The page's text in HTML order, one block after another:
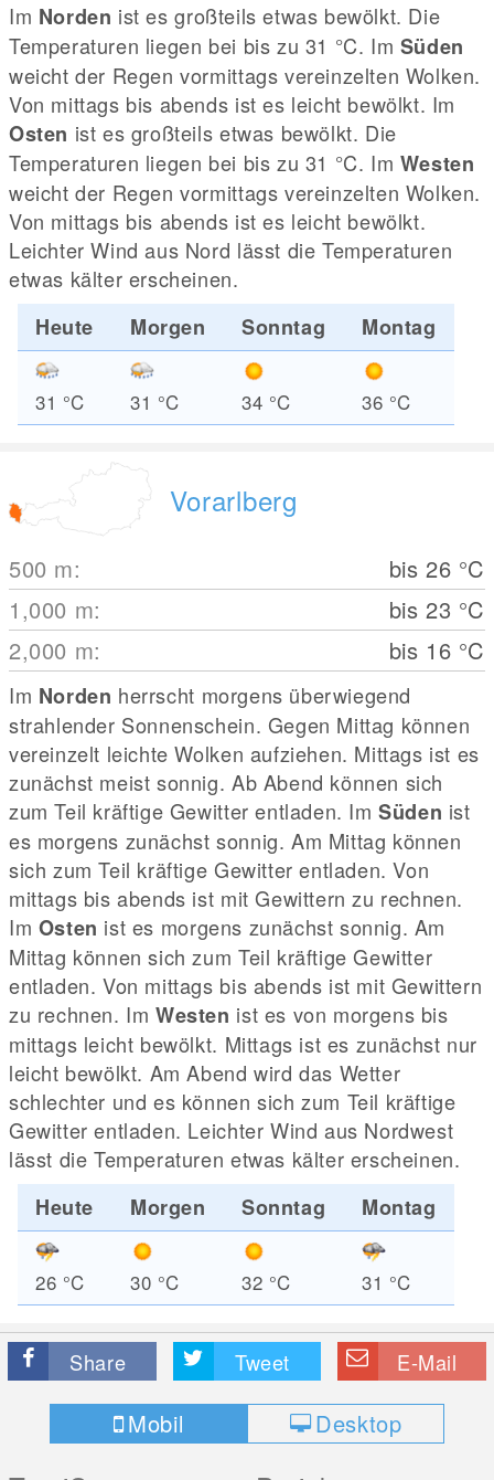
Im Norden ist es großteils etwas bewölkt. Die
Temperaturen liegen bei bis zu 31 °C. Im Süden
weicht der Regen vormittags vereinzelten Wolken.
Von mittags bis abends ist es leicht bewölkt. Im
Osten ist es großteils etwas bewölkt. Die
Temperaturen liegen bei bis zu 31 °C. Im Westen
weicht der Regen vormittags vereinzelten Wolken.
Von mittags bis abends ist es leicht bewölkt.
Leichter Wind aus Nord lässt die Temperaturen
etwas kälter erscheinen.
Heute
Morgen Sonntag Montag
31 °C 31 °C 34 °C 36 °C
Vorarlberg
500 m: bis 26 °C
1,000 m: bis 23 °C
2,000 m: bis 16 °C
Im Norden herrscht morgens überwiegend
strahlender Sonnenschein. Gegen Mittag können
vereinzelt leichte Wolken aufziehen. Mittags ist es
zunächst meist sonnig. Ab Abend können sich
zum Teil kräftige Gewitter entladen. ImSüden ist
es morgens zunächst sonnig. Am Mittag können
sich zum Teil kräftige Gewitter entladen. Von
mittags bis abends ist mit Gewittern zu rechnen.
Im Osten ist es morgens zunächst sonnig. Am
Mittag können sich zum Teil kräftige Gewitter
entladen. Von mittags bis abends ist mit Gewittern
zu rechnen. ImWesten ist es von morgens bis
mittags leicht bewölkt. Mittags ist es zunächst nur
leicht bewölkt. Am Abend wird das Wetter
schlechter und es können sich zum Teil kräftige
Gewitter entladen. Leichter Wind aus Nordwest
lässt die Temperaturen etwas kälter erscheinen.
Heute
Morgen Sonntag Montag
26 °C 30 °C 32 °C 31 °C
Share Tweet E-Mail
Mobil Desktop